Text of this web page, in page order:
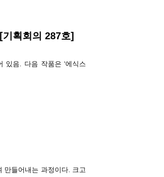
획회의 287호]
있음. 다음 작품은 ‘에식스
만들어내는 과정이다. 크고